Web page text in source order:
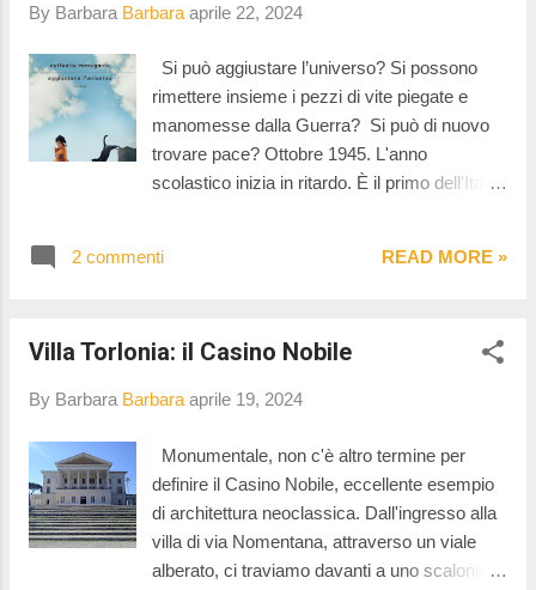
nuovo lavoro c'è un episodio di cronaca che
dell'Abruzzo appenninico, quando l'orrore si
era insinuato in un luogo fino ad allora
immacolato. Non è , però questo un romanzo
giallo. Il fatto di cronaca nera che è avvenuto
ai piedi del Dente di Lupo non è un mistero da
comunità montana chiusa e oppressa dalla
By Barbara Barbara aprile 22, 2024
Si può aggiustare l’universo? Si possono
rimettere insieme i pezzi di vite piegate e
manomesse dalla Guerra? Si può di nuovo
trovare pace? Ottobre 1945. L'anno
scolastico inizia in ritardo. È il primo dell'Italia
angoscia quei muri che fino a poche
Calma, attenzione, pazienza e cura. Come
pezzi. Cerca di riaggiustare il suo universo.
bombardamenti, lei che è stata staffetta
partigiana durante la guerra, che ha visto
dolore morte e distruzione. Calma,
attenzione, pazienza e cura. Gilla è la
maestra di 25 bambine di quinta elementare
2 commenti READ MORE »
Villa Torlonia: il Casino Nobile
By Barbara Barbara aprile 19, 2024
Monumentale, non c'è altro termine per
definire il Casino Nobile, eccellente esempio
di architettura neoclassica. Dall'ingresso alla
villa di via Nomentana, attraverso un viale
alberato, ci traviamo davanti a uno scalone